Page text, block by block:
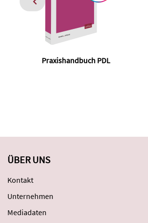
Praxishandbuch PDL
ÜBER UNS
Kontakt
Unternehmen
Mediadaten